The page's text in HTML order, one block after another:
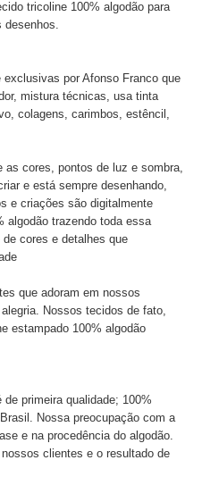
tricoline 100% algodão para
por Afonso Franco que
mistura técnicas, usa tinta
colagens, carimbos, estêncil,
cores, pontos de luz e sombra,
e está sempre desenhando,
e criações são digitalmente
algodão trazendo toda essa
cores e detalhes que
que adoram em nossos
Nossos tecidos de fato,
estampado 100% algodão
primeira qualidade; 100%
Nossa preocupação com a
e na procedência do algodão.
clientes e o resultado de